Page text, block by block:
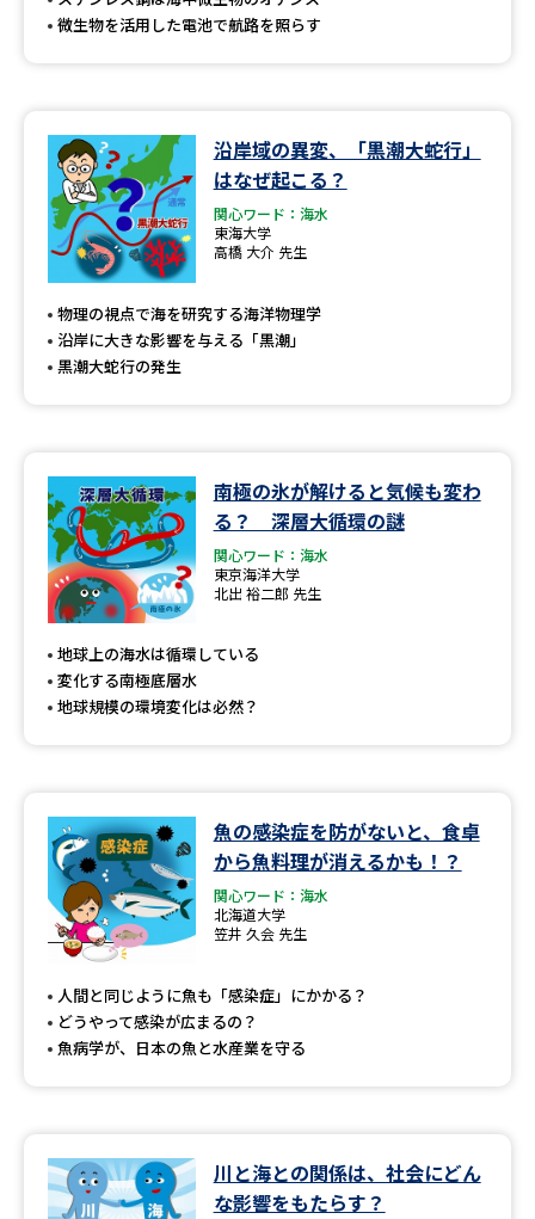
微生物を活用した電池で航路を照らす
沿岸域の異変、「黒潮大蛇行」
はなぜ起こる？
関心ワード：海水
東海大学
高橋 大介 先生
物理の視点で海を研究する海洋物理学
沿岸に大きな影響を与える「黒潮」
黒潮大蛇行の発生
南極の氷が解けると気候も変わ
る？ 深層大循環の謎
関心ワード：海水
東京海洋大学
北出 裕二郎 先生
地球上の海水は循環している
変化する南極底層水
地球規模の環境変化は必然？
魚の感染症を防がないと、食卓
から魚料理が消えるかも！？
関心ワード：海水
北海道大学
笠井 久会 先生
人間と同じように魚も「感染症」にかかる？
どうやって感染が広まるの？
魚病学が、日本の魚と水産業を守る
川と海との関係は、社会にどん
な影響をもたらす？